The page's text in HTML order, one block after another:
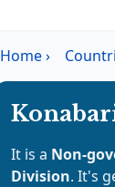
Home›
It is a Non-
Division. It's